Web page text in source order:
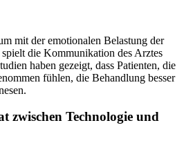
mit der emotionalen Belastung der
die Kommunikation des Arztes
haben gezeigt, dass Patienten, die
fühlen, die Behandlung besser
zwischen Technologie und